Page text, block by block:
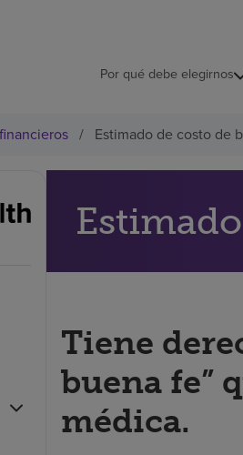
Por qué debe elegirnos
/ Estimado de costo de
Tiene
buena fe”
médica.